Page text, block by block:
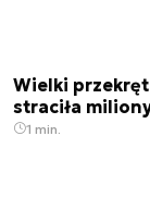
Wielki
straciła
1 min.